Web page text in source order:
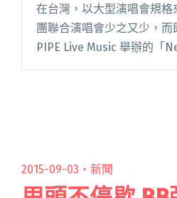
在台灣，以大型演唱會規
團聯合演唱會少之又少，
PIPE Live Music 舉辦的「
2015-09-03・ 新聞